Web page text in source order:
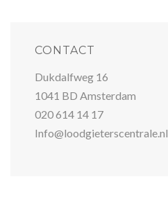
CONTACT
Dukdalfweg 16
1041 BD Amsterdam
020 614 14 17
Info@loodgieterscentrale.nl